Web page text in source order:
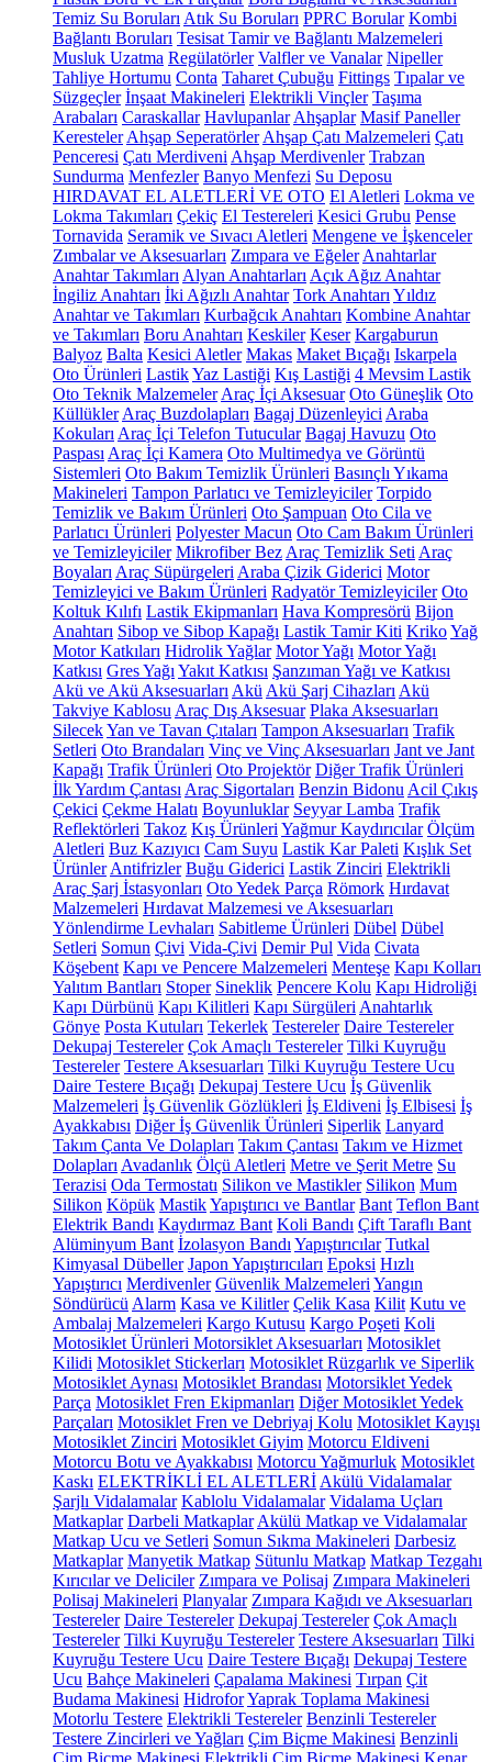
Temiz Su Boruları Atık Su Boruları PPRC Borular Kombi
Bağlantı Boruları Tesisat Tamir ve Bağlantı Malzemeleri
Musluk Uzatma Regülatörler Valfler ve Vanalar Nipeller
Tahliye Hortumu Conta Taharet Çubuğu Fittings Tıpalar ve
Süzgeçler İnşaat Makineleri Elektrikli Vinçler Taşıma
Arabaları Caraskallar Havlupanlar Ahşaplar Masif Paneller
Keresteler Ahşap Seperatörler Ahşap Çatı Malzemeleri Çatı
Penceresi Çatı Merdiveni Ahşap Merdivenler Trabzan
Sundurma Menfezler Banyo Menfezi Su Deposu
HIRDAVAT EL ALETLERİ VE OTO El Aletleri Lokma ve
Lokma Takımları Çekiç El Testereleri Kesici Grubu Pense
Tornavida Seramik ve Sıvacı Aletleri Mengene ve İşkenceler
Zımbalar ve Aksesuarları Zımpara ve Eğeler Anahtarlar
Anahtar Takımları Alyan Anahtarları Açık Ağız Anahtar
İngiliz Anahtarı İki Ağızlı Anahtar Tork Anahtarı Yıldız
Anahtar ve Takımları Kurbağcık Anahtarı Kombine Anahtar
ve Takımları Boru Anahtarı Keskiler Keser Kargaburun
Balyoz Balta Kesici Aletler Makas Maket Bıçağı Iskarpela
Oto Ürünleri LastikYaz Lastiği Kış Lastiği 4 Mevsim Lastik
Oto Teknik Malzemeler Araç İçi Aksesuar Oto Güneşlik Oto
Küllükler Araç Buzdolapları Bagaj Düzenleyici Araba
Kokuları Araç İçi Telefon Tutucular Bagaj Havuzu Oto
Paspası Araç İçi Kamera Oto Multimedya ve Görüntü
Sistemleri Oto Bakım Temizlik Ürünleri Basınçlı Yıkama
Makineleri Tampon Parlatıcı ve Temizleyiciler Torpido
Temizlik ve Bakım Ürünleri Oto Şampuan Oto Cila ve
Parlatıcı Ürünleri Polyester Macun Oto Cam Bakım Ürünleri
ve Temizleyiciler Mikrofiber Bez Araç Temizlik Seti Araç
Boyaları Araç Süpürgeleri Araba Çizik Giderici Motor
Temizleyici ve Bakım Ürünleri Radyatör Temizleyiciler Oto
Koltuk Kılıfı Lastik Ekipmanları Hava Kompresörü Bijon
Anahtarı Sibop ve Sibop Kapağı Lastik Tamir Kiti KrikoYağ
Motor Katkıları Hidrolik Yağlar Motor Yağı Motor Yağı
Katkısı Gres Yağı Yakıt Katkısı Şanzıman Yağı ve Katkısı
Akü ve Akü Aksesuarları Akü Akü Şarj Cihazları Akü
Takviye Kablosu Araç Dış Aksesuar Plaka Aksesuarları
SilecekYan ve Tavan Çıtaları Tampon Aksesuarları Trafik
Setleri Oto Brandaları Vinç ve Vinç Aksesuarları Jant ve Jant
Kapağı Trafik Ürünleri Oto Projektör Diğer Trafik Ürünleri
İlk Yardım Çantası Araç Sigortaları Benzin Bidonu Acil Çıkış
Çekici Çekme Halatı Boyunluklar Seyyar Lamba Trafik
Reflektörleri Takoz Kış Ürünleri Yağmur Kaydırıcılar Ölçüm
Aletleri Buz Kazıyıcı Cam Suyu Lastik Kar Paleti Kışlık Set
Ürünler Antifrizler Buğu Giderici Lastik Zinciri Elektrikli
Araç Şarj İstasyonları Oto Yedek Parça Römork Hırdavat
Malzemeleri Hırdavat Malzemesi ve Aksesuarları
Yönlendirme Levhaları Sabitleme Ürünleri Dübel Dübel
Setleri Somun Çivi Vida-Çivi Demir Pul Vida Civata
Köşebent Kapı ve Pencere Malzemeleri Menteşe Kapı Kolları
Yalıtım Bantları Stoper Sineklik Pencere Kolu Kapı Hidroliği
Kapı Dürbünü Kapı Kilitleri Kapı Sürgüleri Anahtarlık
Gönye Posta Kutuları Tekerlek Testereler Daire Testereler
Dekupaj Testereler Çok Amaçlı Testereler Tilki Kuyruğu
Testereler Testere Aksesuarları Tilki Kuyruğu Testere Ucu
Daire Testere Bıçağı Dekupaj Testere Ucu İş Güvenlik
Malzemeleri İş Güvenlik Gözlükleri İş Eldiveni İş Elbisesi İş
Ayakkabısı Diğer İş Güvenlik Ürünleri Siperlik Lanyard
Takım Çanta Ve Dolapları Takım Çantası Takım ve Hizmet
Dolapları Avadanlık Ölçü Aletleri Metre ve Şerit Metre Su
Terazisi Oda Termostatı Silikon ve Mastikler Silikon Mum
Silikon Köpük MastikYapıştırıcı ve Bantlar Bant Teflon Bant
Elektrik Bandı Kaydırmaz Bant Koli Bandı Çift Taraflı Bant
Alüminyum Bant İzolasyon Bandı Yapıştırıcılar Tutkal
Kimyasal Dübeller Japon Yapıştırıcıları Epoksi Hızlı
Yapıştırıcı Merdivenler Güvenlik Malzemeleri Yangın
Söndürücü Alarm Kasa ve Kilitler Çelik Kasa Kilit Kutu ve
Ambalaj Malzemeleri Kargo Kutusu Kargo Poşeti Koli
Motosiklet Ürünleri Motorsiklet Aksesuarları Motosiklet
Kilidi Motosiklet Stickerları Motosiklet Rüzgarlık ve Siperlik
Motosiklet Aynası Motosiklet Brandası Motorsiklet Yedek
Parça Motosiklet Fren Ekipmanları Diğer Motosiklet Yedek
Parçaları Motosiklet Fren ve Debriyaj Kolu Motosiklet Kayışı
Motosiklet Zinciri Motosiklet Giyim Motorcu Eldiveni
Motorcu Botu ve Ayakkabısı Motorcu Yağmurluk Motosiklet
Kaskı ELEKTRİKLİ EL ALETLERİ Akülü Vidalamalar
Şarjlı Vidalamalar Kablolu Vidalamalar Vidalama Uçları
Matkaplar Darbeli Matkaplar Akülü Matkap ve Vidalamalar
Matkap Ucu ve Setleri Somun Sıkma Makineleri Darbesiz
Matkaplar Manyetik Matkap Sütunlu Matkap Matkap Tezgahı
Kırıcılar ve Deliciler Zımpara ve Polisaj Zımpara Makineleri
Polisaj Makineleri Planyalar Zımpara Kağıdı ve Aksesuarları
Testereler Daire Testereler Dekupaj Testereler Çok Amaçlı
Testereler Tilki Kuyruğu Testereler Testere Aksesuarları Tilki
Kuyruğu Testere Ucu Daire Testere Bıçağı Dekupaj Testere
Ucu Bahçe Makineleri Çapalama Makinesi Tırpan Çit
Budama Makinesi HidroforYaprak Toplama Makinesi
Motorlu Testere Elektrikli Testereler Benzinli Testereler
Testere Zincirleri ve Yağları Çim Biçme Makinesi Benzinli
Çim Biçme Makinesi Elektrikli Çim Biçme Makinesi Kenar